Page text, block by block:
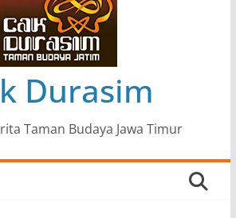
Tunggal 35 Karya Agus Koecink
Tambang”, Ungkapan Kritis Tentang
Pertambangan
Durasim
Taman Budaya Jawa Timur